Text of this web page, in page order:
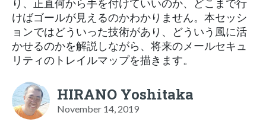
り、正直何から手を付けていいのか、どこまで行
けばゴールが見えるのかわかりません。本セッシ
ョンではどういった技術があり、どういう風に活
かせるのかを解説しながら、将来のメールセキュ
リティのトレイルマップを描きます。
HIRANO Yoshitaka
November 14, 2019